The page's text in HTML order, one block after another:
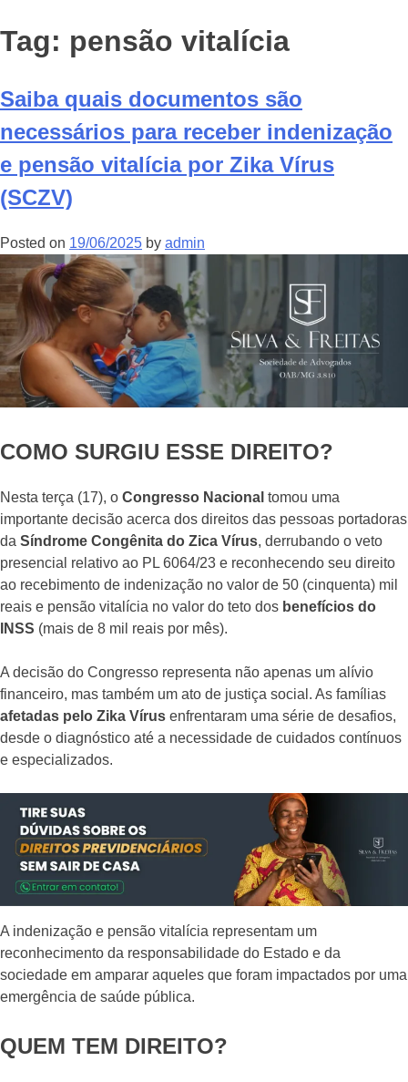
Tag: pensão vitalícia
Saiba quais documentos são
necessários para receber indenização
e pensão vitalícia por Zika Vírus
(SCZV)
Posted on 19/06/2025 by admin
COMO SURGIU ESSE DIREITO?
Nesta terça (17), o Congresso Nacional tomou uma
importante decisão acerca dos direitos das pessoas portadoras
da Síndrome Congênita do Zica Vírus, derrubando o veto
presencial relativo ao PL 6064/23 e reconhecendo seu direito
ao recebimento de indenização no valor de 50 (cinquenta) mil
reais e pensão vitalícia no valor do teto dos benefícios do
INSS (mais de 8 mil reais por mês).
A decisão do Congresso representa não apenas um alívio
financeiro, mas também um ato de justiça social. As famílias
afetadas pelo Zika Vírus enfrentaram uma série de desafios,
desde o diagnóstico até a necessidade de cuidados contínuos
e especializados.
A indenização e pensão vitalícia representam um
reconhecimento da responsabilidade do Estado e da
sociedade em amparar aqueles que foram impactados por uma
emergência de saúde pública.
QUEM TEM DIREITO?